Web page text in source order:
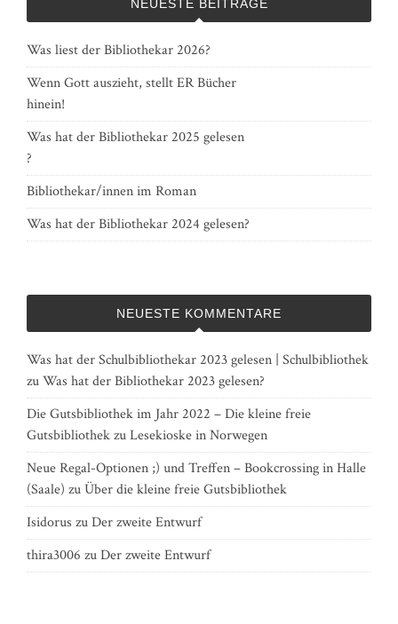
NEUESTE BEITRÄGE
Was liest der Bibliothekar 2026?
Wenn Gott auszieht, stellt ER Bücher
hinein!
Was hat der Bibliothekar 2025 gelesen
?
Bibliothekar/innen im Roman
Was hat der Bibliothekar 2024 gelesen?
NEUESTE KOMMENTARE
Was hat der Schulbibliothekar 2023 gelesen | Schulbibliothek
zuWas hat der Bibliothekar 2023 gelesen?
Die Gutsbibliothek im Jahr 2022 – Die kleine freie
GutsbibliothekzuLesekioske in Norwegen
Neue Regal-Optionen ;) und Treffen – Bookcrossing in Halle
(Saale) zuÜber die kleine freie Gutsbibliothek
Isidorus zuDer zweite Entwurf
thira3006 zuDer zweite Entwurf